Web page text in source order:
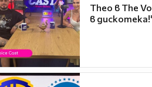
Theo в The
в